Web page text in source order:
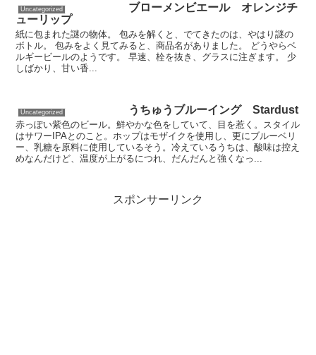
Uncategorized
ブローメンビエール オレンジチ
ューリップ
紙に包まれた謎の物体。 包みを解くと、でてきたのは、やはり謎の
ボトル。 包みをよく見てみると、商品名がありました。 どうやらベ
ルギービールのようです。 早速、栓を抜き、グラスに注ぎます。 少
しばかり、甘い香...
Uncategorized うちゅうブルーイング Stardust
赤っぽい紫色のビール。鮮やかな色をしていて、目を惹く。スタイル
はサワーIPAとのこと。ホップはモザイクを使用し、更にブルーベリ
ー、乳糖を原料に使用しているそう。冷えているうちは、酸味は控え
めなんだけど、温度が上がるにつれ、だんだんと強くなっ...
スポンサーリンク